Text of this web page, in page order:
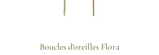
Boucles d'oreilles Flora